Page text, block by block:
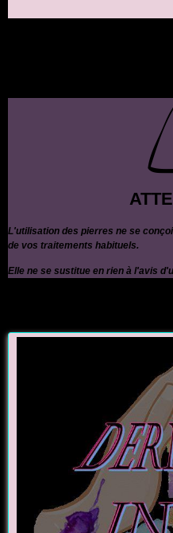
L'utilisation des pierres ne se
de vos traitements habituels.
Elle ne se sustitue en rien à l'avis